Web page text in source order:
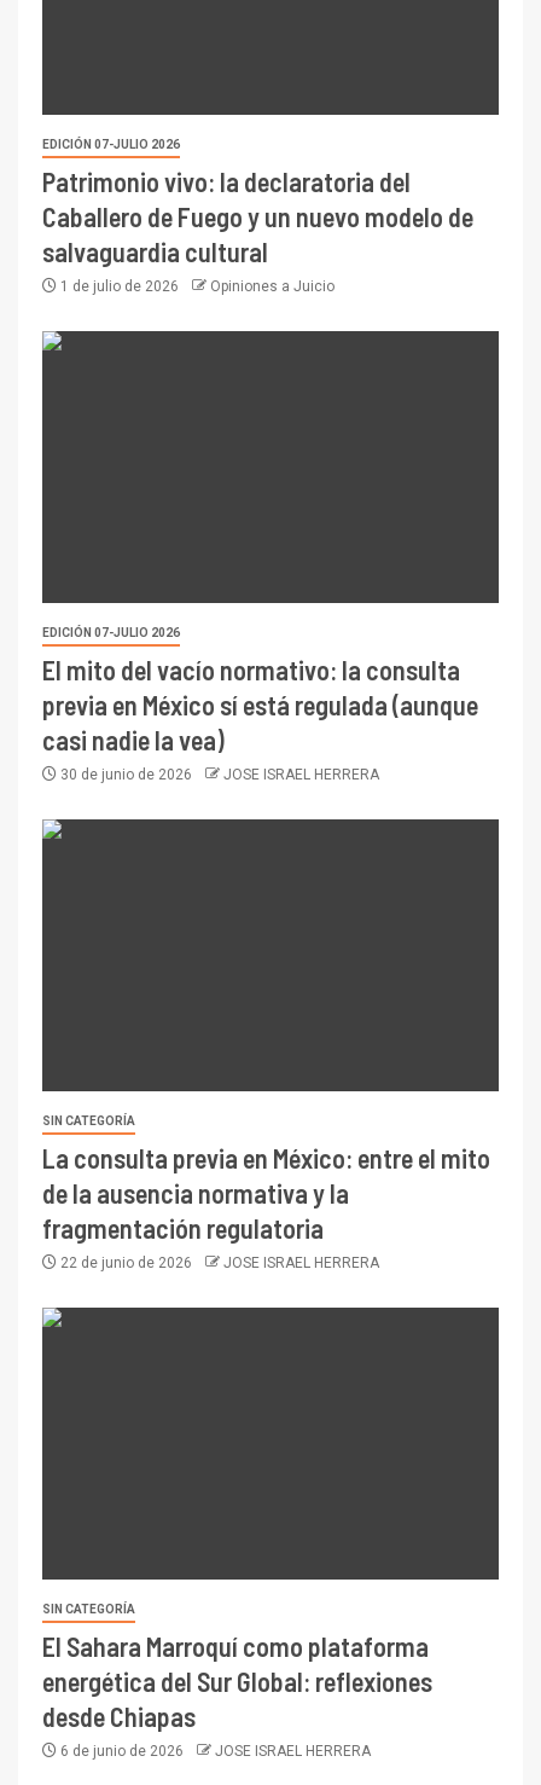
EDICIÓN 07-JULIO 2026
Patrimonio vivo: la declaratoria del
Caballero de Fuego y un nuevo modelo de
salvaguardia cultural
1 de julio de 2026 Opiniones a Juicio
EDICIÓN 07-JULIO 2026
El mito del vacío normativo: la consulta
previa en México sí está regulada (aunque
casi nadie la vea)
30 de junio de 2026 JOSE ISRAEL HERRERA
SIN CATEGORÍA
La consulta previa en México: entre el mito
de la ausencia normativa y la
fragmentación regulatoria
22 de junio de 2026 JOSE ISRAEL HERRERA
SIN CATEGORÍA
El Sahara Marroquí como plataforma
energética del Sur Global: reflexiones
desde Chiapas
6 de junio de 2026 JOSE ISRAEL HERRERA